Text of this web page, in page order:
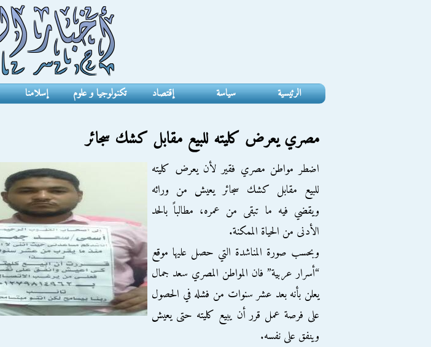
الرئيسية سياسة إقتصاد تكنولوجيا و علوم إسلامنا
مصري يعرض كليته للبيع مقابل كشك سجائر
اضطر مواطن مصري فقير لأن يعرض كليته
للبيع مقابل كشك سجائر يعيش من ورائه
ويقضي فيه ما تبقى من عمره، مطالباً بالحد
الأدنى من الحياة الممكنة.
وبحسب صورة المناشدة التي حصل عليها موقع
“أسرار عربية” فان المواطن المصري سعد جمال
يعلن بأنه بعد عشر سنوات من فشله في الحصول
على فرصة عمل قرر أن يبيع كليته حتى يعيش
وينفق على نفسه.